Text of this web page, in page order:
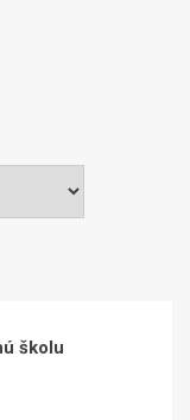
školu